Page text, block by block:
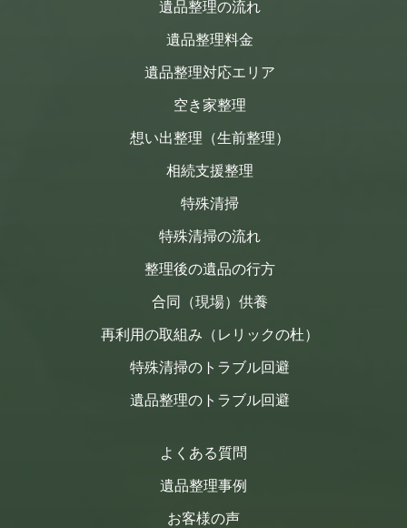
遺品整理の流れ
遺品整理料金
遺品整理対応エリア
空き家整理
想い出整理（生前整理）
相続支援整理
特殊清掃
特殊清掃の流れ
整理後の遺品の行方
合同（現場）供養
再利用の取組み（レリックの杜）
特殊清掃のトラブル回避
遺品整理のトラブル回避
よくある質問
遺品整理事例
お客様の声